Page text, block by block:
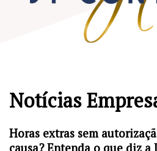
Notícias
Horas extras sem